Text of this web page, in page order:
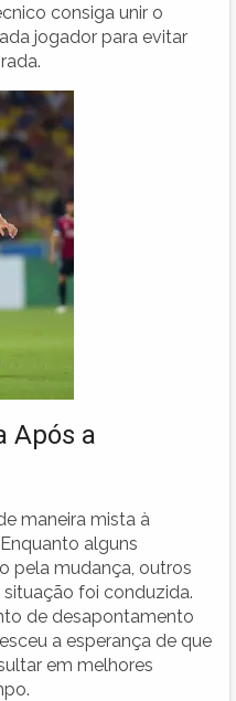
consiga unir o
jogador para evitar
Após a
maneira mista à
alguns
pela mudança, outros
foi conduzida.
de desapontamento
a esperança de que
em melhores